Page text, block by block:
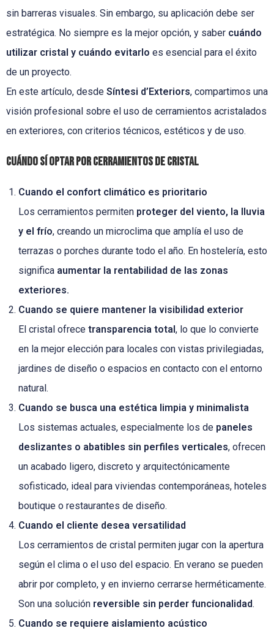
sin barreras visuales. Sin embargo, su aplicación debe ser
estratégica. No siempre es la mejor opción, y saber cuándo
utilizar cristal y cuándo evitarlo es esencial para el éxito
de un proyecto.
En este artículo, desde Síntesi d’Exteriors, compartimos una
visión profesional sobre el uso de cerramientos acristalados
en exteriores, con criterios técnicos, estéticos y de uso.
Cuándo SÍ optar por cerramientos de cristal
Cuando el confort climático es prioritario
Los cerramientos permiten proteger del viento, la lluvia
y el frío, creando un microclima que amplía el uso de
terrazas o porches durante todo el año. En hostelería, esto
significa aumentar la rentabilidad de las zonas
exteriores.
Cuando se quiere mantener la visibilidad exterior
El cristal ofrece transparencia total, lo que lo convierte
en la mejor elección para locales con vistas privilegiadas,
jardines de diseño o espacios en contacto con el entorno
natural.
Cuando se busca una estética limpia y minimalista
Los sistemas actuales, especialmente los de paneles
deslizantes o abatibles sin perfiles verticales, ofrecen
un acabado ligero, discreto y arquitectónicamente
sofisticado, ideal para viviendas contemporáneas, hoteles
boutique o restaurantes de diseño.
Cuando el cliente desea versatilidad
Los cerramientos de cristal permiten jugar con la apertura
según el clima o el uso del espacio. En verano se pueden
abrir por completo, y en invierno cerrarse herméticamente.
Son una solución reversible sin perder funcionalidad.
Cuando se requiere aislamiento acústico